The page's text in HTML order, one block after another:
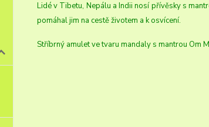
Lidé v Tibetu, Nepálu a Indii nosí přívěsky s
pomáhal jim na cestě životem a k osvícení.
Stříbrný amulet ve tvaru mandaly s mantrou Om